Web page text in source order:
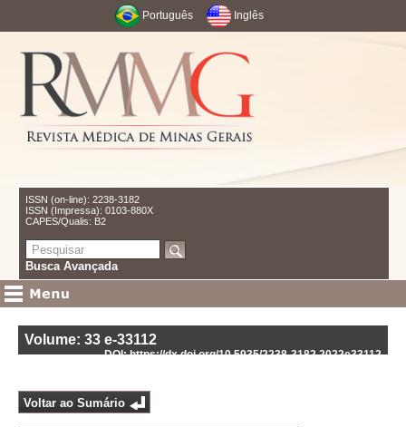
Português Inglês
ISSN (on-line): 2238-3182
ISSN (Impressa): 0103-880X
CAPES/Qualis: B2
Busca Avançada
Volume: 33 e-33112
DOI: https://dx.doi.org/10.5935/2238-3182.2022e33112
Voltar ao Sumário